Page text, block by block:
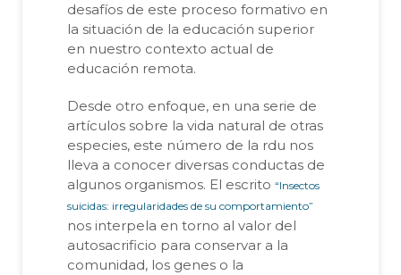
desafíos de este proceso formativo en
la situación de la educación superior
en nuestro contexto actual de
educación remota.
Desde otro enfoque, en una serie de
artículos sobre la vida natural de otras
especies, este número de la rdu nos
lleva a conocer diversas conductas de
algunos organismos. El escrito “Insectos
suicidas: irregularidades de su comportamiento”
nos interpela en torno al valor del
autosacrificio para conservar a la
comunidad, los genes o la